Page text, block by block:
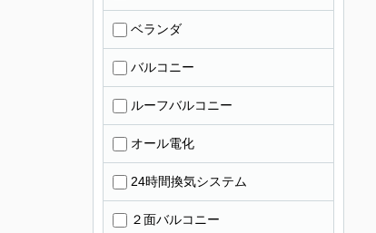
ベランダ
バルコニー
ルーフバルコニー
オール電化
24時間換気システム
２面バルコニー